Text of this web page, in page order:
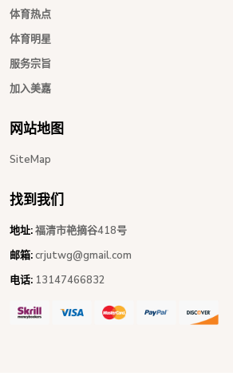
体育热点
体育明星
服务宗旨
加入美嘉
网站地图
SiteMap
找到我们
地址:福清市艳摘谷418号
邮箱:crjutwg@gmail.com
电话: 13147466832